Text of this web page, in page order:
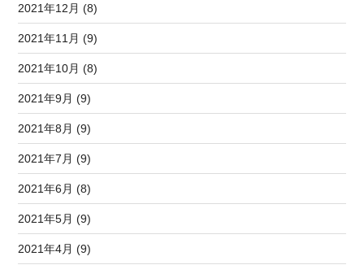
2021年12月 (8)
2021年11月 (9)
2021年10月 (8)
2021年9月 (9)
2021年8月 (9)
2021年7月 (9)
2021年6月 (8)
2021年5月 (9)
2021年4月 (9)